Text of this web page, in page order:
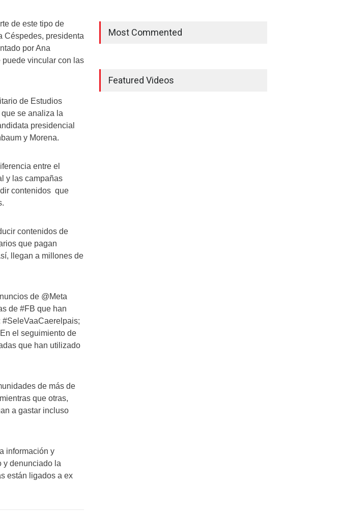
de este tipo de
Céspedes, presidenta
por Ana
puede vincular con las
de Estudios
se analiza la
presidencial
y Morena.
entre el
y las campañas
contenidos que
contenidos de
que pagan
llegan a millones de
de @Meta
de #FB que han
el seguimiento de
que han utilizado
de más de
que otras,
a gastar incluso
información y
y denunciado la
están ligados a ex
Most Commented
Featured Videos